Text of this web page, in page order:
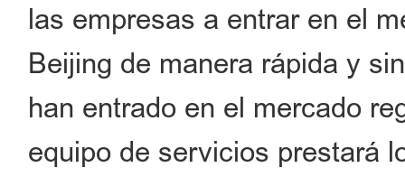
las empresas a entrar en el
Beijing de manera rápida y
han entrado en el mercado
equipo de servicios prestará